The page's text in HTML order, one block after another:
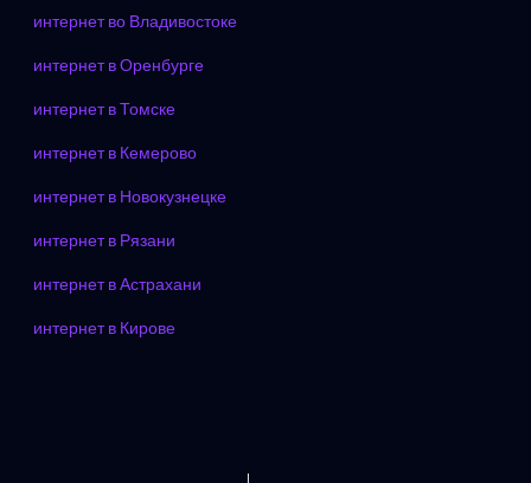
интернет во Владивостоке
интернет в Оренбурге
интернет в Томске
интернет в Кемерово
интернет в Новокузнецке
интернет в Рязани
интернет в Астрахани
интернет в Кирове